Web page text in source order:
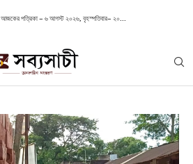
আজকের পত্রিকা – ৬ আগস্ট ২০২৬, বৃহস্পতিবার– ২০...